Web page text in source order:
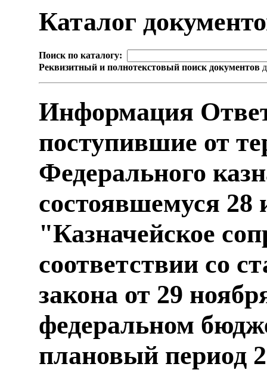
Каталог
Поиск по каталогу:
Реквизитный и полнотекстовый поиск документов
Информация
поступившие от
Федерального
состоявшемуся 28
"Казначейское
соответствии со
закона от 29
федеральном
плановый период